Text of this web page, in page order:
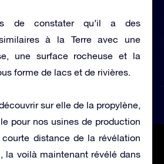
de constater qu’il a des
à la Terre avec une
une surface rocheuse et la
forme de lacs et de rivières.
sur elle de la propylène,
pour nos usines de production
distance de la révélation
la voilà maintenant révélé dans